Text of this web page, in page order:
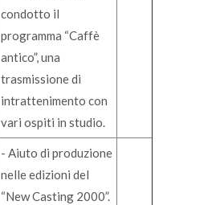
condotto il
programma “Caffè
antico”, una
trasmissione di
intrattenimento con
vari ospiti in studio.
- Aiuto di produzione
nelle edizioni del
“New Casting 2000”.